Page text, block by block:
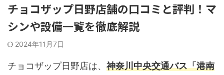
チョコザップ日野店舗の口コミと評判！マ
シンや設備一覧を徹底解説
2024年11月7日
チョコザップ日野店は、 神奈川中央交通バス「港南